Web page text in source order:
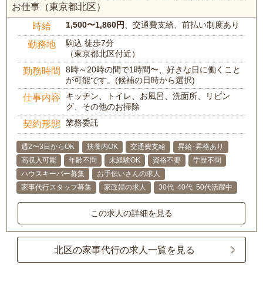
お仕事（東京都北区）
時給 1,500〜1,860円 、交通費支給、前払い制度あり
勤務地
駒込 徒歩7分
（東京都北区付近）
勤務時間
8時～20時の間で1時間〜、好きな日に働くこと
が可能です。(候補の日時から選択)
仕事内容
キッチン、トイレ、お風呂、洗面所、リビン
グ、その他のお掃除
契約形態 業務委託
週2〜3日からOK 扶養内OK 交通費支給
昇給･昇格あり
高収入可能
年齢不問 未経験OK 資格不要
学歴不問
ハウスキーパー募集
お手伝いさんの求人
家事代行スタッフ募集
家政婦の求人 30代･40代･50代活躍中
この求人の詳細を見る
北区の家事代行の求人一覧を見る